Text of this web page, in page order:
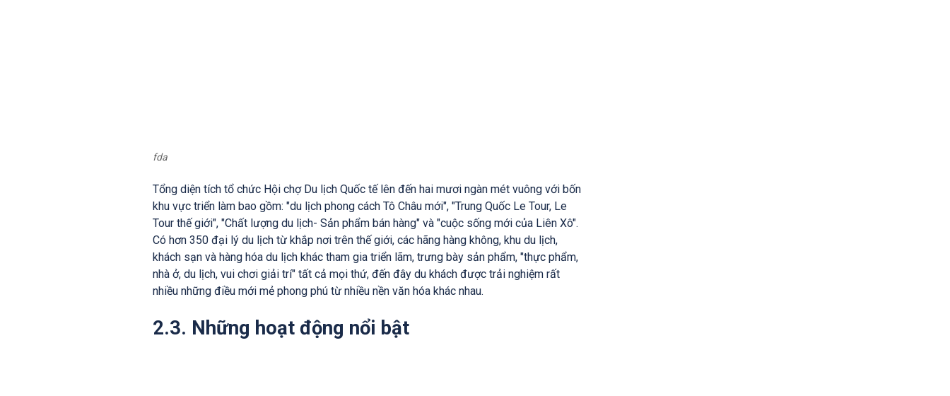
fda
Tổng diện tích tổ chức Hội chợ Du lịch Quốc tế lên đến hai mươi ngàn mét vuông với bốn
khu vực triển làm bao gồm: "du lịch phong cách Tô Châu mới", "Trung Quốc Le Tour, Le
Tour thế giới", "Chất lượng du lịch- Sản phẩm bán hàng" và "cuộc sống mới của Liên Xô".
Có hơn 350 đại lý du lịch từ khắp nơi trên thế giới, các hãng hàng không, khu du lịch,
khách sạn và hàng hóa du lịch khác tham gia triển lãm, trưng bày sản phẩm, "thực phẩm,
nhà ở, du lịch, vui chơi giải trí" tất cả mọi thứ, đến đây du khách được trải nghiệm rất
nhiều những điều mới mẻ phong phú từ nhiều nền văn hóa khác nhau.
2.3. Những hoạt động nổi bật